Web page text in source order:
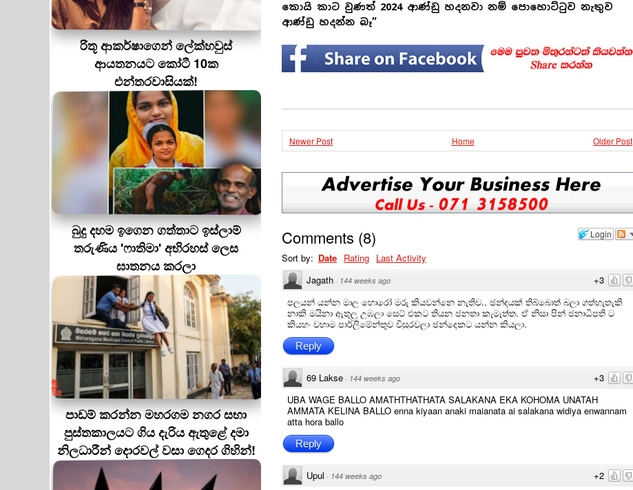
රිතූ ආකර්ෂාගෙන් ලේක්හවුස්
ආයතනයට කෝටී 10ක
එන්තරවාසියක්!
බුදු දහම ඉගෙන ගත්තාට ඉස්ලාම්
තරුණිය 'ෆාතිමා' අභිරහස් ලෙස
ඝාතනය කරලා
පාඩම් කරන්න මහරගම නගර සභා
පුස්තකාලයට ගිය දැරිය ඇතුළේ දමා
නිලධාරීන් දොරවල් වසා ගෙදර ගිහින්!
කොයි කාට වුණත් 2024 ආණ්ඩු හදනවා නම් පොහොට්ටුව නැතුව
ආණ්ඩු හදන්න බෑ”
Newer Post Older Post
Home
Login
Comments (8)
Sort by: Date Rating Last Activity
+3
Jagath · 144 weeks ago
පලයන් යන්න මාල හොරෝ මරු කියවන්නෙ නැතිව.. ඡන්දයක් තිබ්බොත් බලා ගත්හැතැකි
නාකි මයිනා ඇතුලු උඹලා සෙට් එකට තියන ජනතා කැමැත්ත. ඒ නිසා පින් ජනාධිපති ට
කියහං වහාම පාර්ලිමේන්තුව විසුරවලා ඡන්දෙකට යන්න කියලා.
Reply
+3
69 Lakse · 144 weeks ago
UBA WAGE BALLO AMATHTHATHATA SALAKANA EKA KOHOMA UNATAH
AMMATA KELINA BALLO enna kiyaan anaki maianata ai salakana widiya enwannam
atta hora ballo
Reply
+2
Upul · 144 weeks ago